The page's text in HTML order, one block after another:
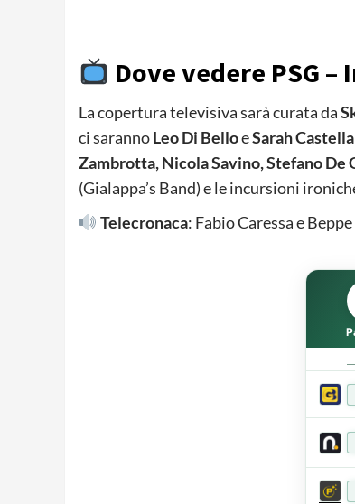
Dove vedere PSG
La copertura televisiva sarà curata da
ci sarannoLeo Di BelloeSarah
Zambrotta, Nicola Savino, Stefano De
(Gialappa’s Band) e le incursioni
Telecronaca: Fabio Caressa e